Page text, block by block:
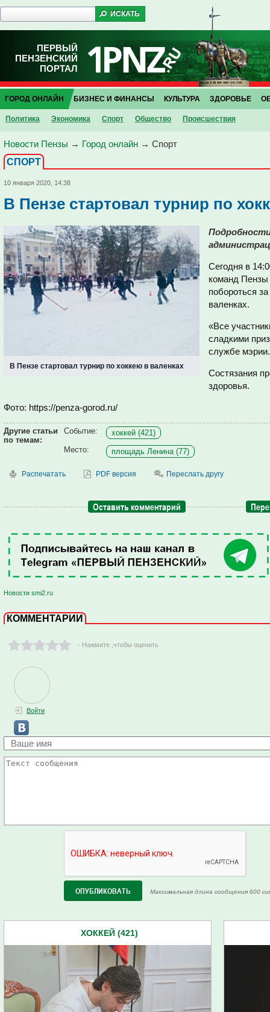
ПЕРВЫЙ
ПЕНЗЕНСКИЙ
ПОРТАЛ
ГОРОД ОНЛАЙН
Политика Экономика Спорт Общество Проиcшествия
БИЗНЕС И ФИНАНСЫ КУЛЬТУРА ЗДОРОВЬЕ
Новости Пензы → Город онлайн → Спорт
СПОРТ
10 января 2020, 14:38
В Пензе стартовал турнир по
В Пензе стартовал турнир по хоккею в валенках
Подробности
Сегодня в
команд
побороться
валенках.
«Все
сладкими
службе мэрии.
Состязания
здоровья.
Фото: https://penza-gorod.ru/
Другие статьи
по темам:
Событие:
хоккей (421)
Место:
площадь Ленина (77)
Распечатать PDF версия Переслать другу
Оставить комментарий
Новости smi2.ru
КОММЕНТАРИИ
- Нажмите ,чтобы оценить
Войти
Максимальная длина сообщения 600
ХОККЕЙ (421)